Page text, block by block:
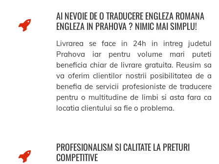
AI NEVOIE DE O TRADUCERE ENGLEZA ROMANA
ENGLEZA IN PRAHOVA ? NIMIC MAI SIMPLU!
Livrarea se face in 24h in intreg judetul
Prahova iar pentru volume mari puteti
beneficia chiar de livrare gratuita. Reusim sa
va oferim clientilor nostrii posibilitatea de a
benefia de servicii profesioniste de traducere
pentru o multitudine de limbi si asta fara ca
locatia clientului sa fie o problema.
PROFESIONALISM SI CALITATE LA PRETURI
COMPETITIVE